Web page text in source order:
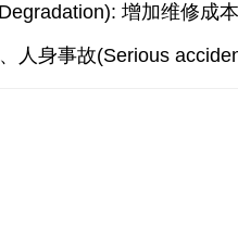
增加维修成本
人身事故(Serious